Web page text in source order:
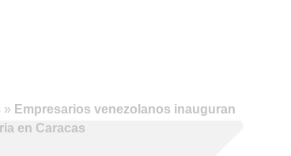
» Empresarios venezolanos inauguran
en Caracas